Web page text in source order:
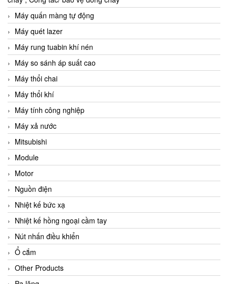
Máy quấn màng tự động
Máy quét lazer
Máy rung tuabin khí nén
Máy so sánh áp suất cao
Máy thổi chai
Máy thổi khí
Máy tính công nghiệp
Máy xả nước
Mitsubishi
Module
Motor
Nguồn điện
Nhiệt kế bức xạ
Nhiệt kế hồng ngoại cầm tay
Nút nhấn điều khiển
Ổ cắm
Other Products